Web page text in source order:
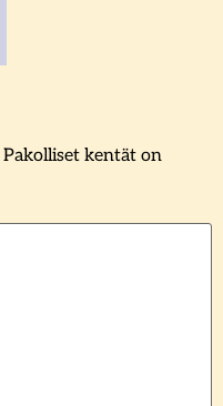
Pakolliset kentät on